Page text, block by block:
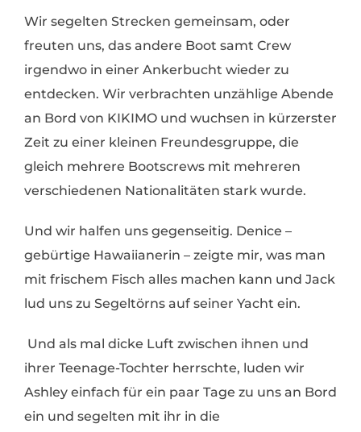
Wir segelten Strecken gemeinsam, oder
freuten uns, das andere Boot samt Crew
irgendwo in einer Ankerbucht wieder zu
entdecken. Wir verbrachten unzählige Abende
an Bord von KIKIMO und wuchsen in kürzerster
Zeit zu einer kleinen Freundesgruppe, die
gleich mehrere Bootscrews mit mehreren
verschiedenen Nationalitäten stark wurde.
Und wir halfen uns gegenseitig. Denice –
gebürtige Hawaiianerin – zeigte mir, was man
mit frischem Fisch alles machen kann und Jack
lud uns zu Segeltörns auf seiner Yacht ein.
Und als mal dicke Luft zwischen ihnen und
ihrer Teenage-Tochter herrschte, luden wir
Ashley einfach für ein paar Tage zu uns an Bord
ein und segelten mit ihr in die